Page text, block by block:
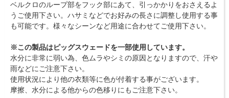
ベルクロのループ部をフック部にあて、引っかかりをおさえるよ
うご使用下さい。ハサミなどでお好みの長さに調整し使用する事
も可能です。様々なシーンなど用途に合わせてご使用下さい。
※この製品はピッグスウェードを一部使用しています。
水分に非常に弱い為、色ムラやシミの原因となりますので、汗や
雨などにご注意下さい。
使用状況により他の衣類等に色が付着する事がございます。
摩擦、水分による他からの色移りにもご注意下さい。